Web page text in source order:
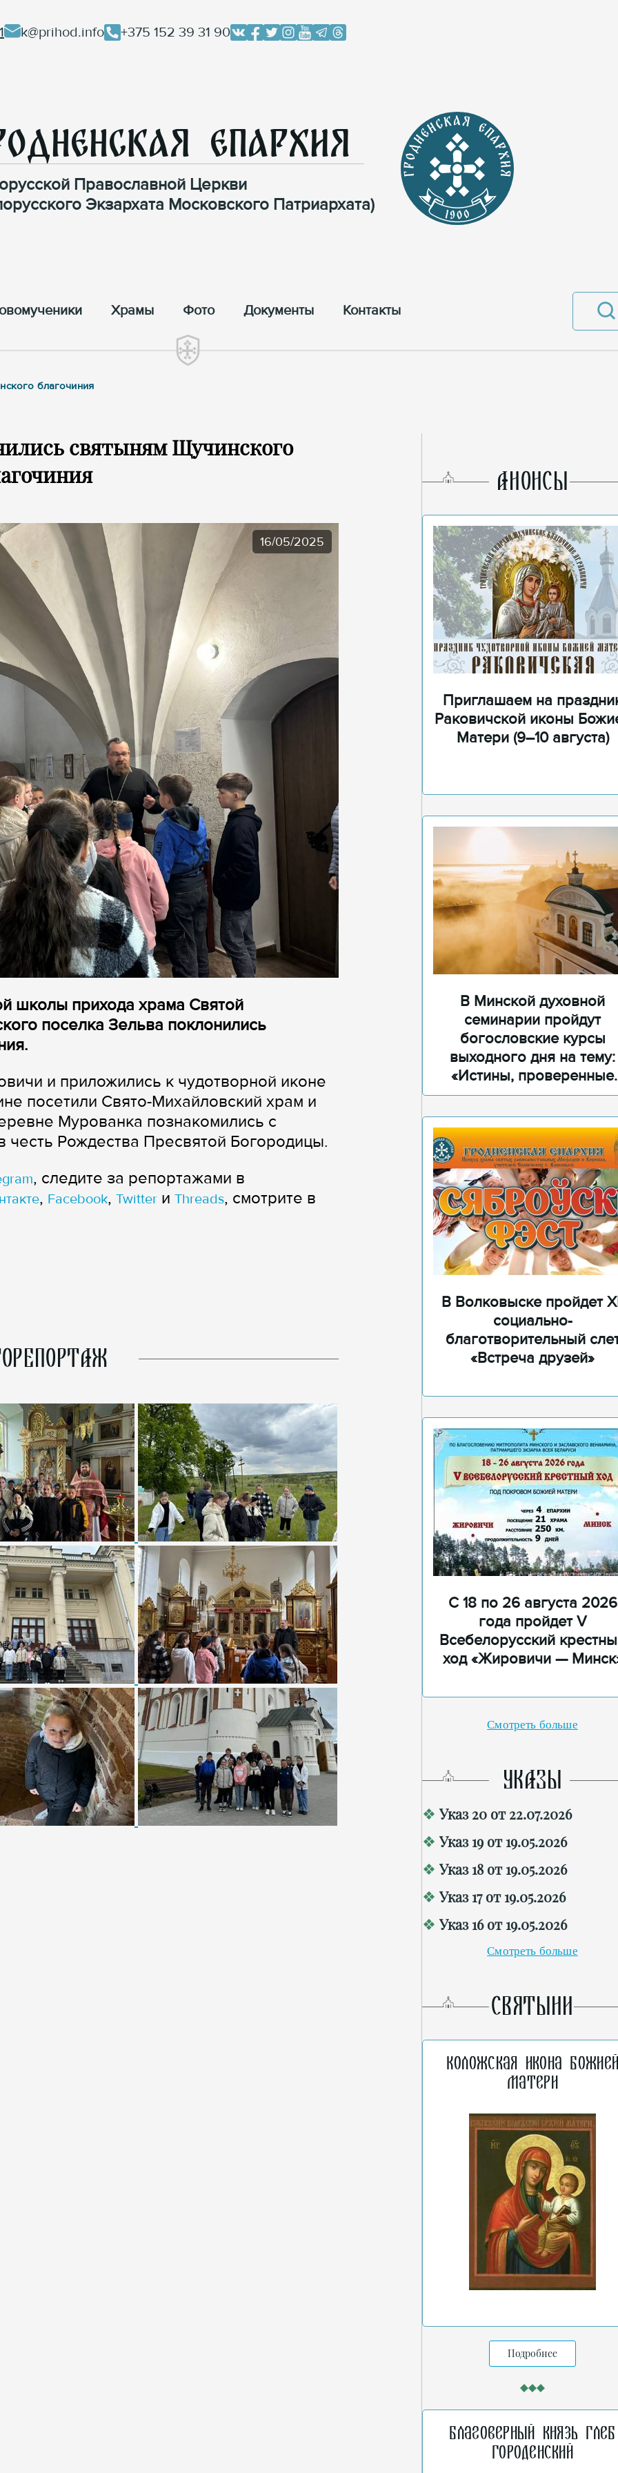
k@prihod.info +375 152 39 31 90
Епархия
Православной Церкви
Экзархата Московского Патриархата)
Храмы Фото Документы Контакты
благочиния
святыням Щучинского
16/05/2025
школы прихода храма Святой
поселка Зельва поклонились
и приложились к чудотворной иконе
посетили Свято-Михайловский храм и
Мурованка познакомились с
Рождества Пресвятой Богородицы.
, следите за репортажами в
, Facebook, Twitter и Threads, смотрите в
AНОНСЫ
Приглашаем на
Раковичской иконы
Матери (9–10 августа)
В Минской духовной
семинарии пройдут
богословские курсы
выходного дня на тему:
«Истины, проверенные
временем»
В Волковыске пройдет
социально-
благотворительный
«Встреча друзей»
С 18 по 26 августа 2026
года пройдет V
Всебелорусский
ход «Жировичи —
Смотреть больше
УКАЗЫ
Указ 20 от 22.07.2026
Указ 19 от 19.05.2026
Указ 18 от 19.05.2026
Указ 17 от 19.05.2026
Указ 16 от 19.05.2026
Смотреть больше
СВЯТЫНИ
Коложская икона
Матери
Подробнее
Благоверный князь Глеб
Городенский